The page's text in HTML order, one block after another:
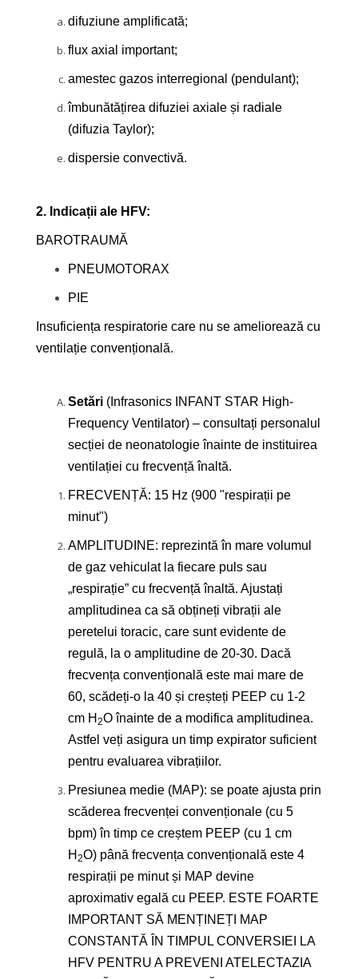
difuziune amplificată;
flux axial important;
amestec gazos interregional (pendulant);
îmbunătățirea difuziei axiale și radiale
(difuzia Taylor);
dispersie convectivă.
2. Indicații ale HFV:
BAROTRAUMĂ
PNEUMOTORAX
PIE
Insuficiența respiratorie care nu se ameliorează cu
ventilație convențională.
Setări (Infrasonics INFANT STAR High-
Frequency Ventilator) – consultați personalul
secției de neonatologie înainte de instituirea
ventilației cu frecvență înaltă.
FRECVENȚĂ: 15 Hz (900 "respirații pe
minut")
AMPLITUDINE: reprezintă în mare volumul
de gaz vehiculat la fiecare puls sau
„respirație” cu frecvență înaltă. Ajustați
amplitudinea ca să obțineți vibrații ale
peretelui toracic, care sunt evidente de
regulă, la o amplitudine de 20-30. Dacă
frecvența convențională este mai mare de
60, scădeți-o la 40 și creșteți PEEP cu 1-2
cm H 2O înainte de a modifica amplitudinea.
Astfel veți asigura un timp expirator suficient
pentru evaluarea vibrațiilor.
Presiunea medie (MAP): se poate ajusta prin
scăderea frecvenței convenționale (cu 5
bpm) în timp ce creștem PEEP (cu 1 cm
H 2O) până frecvența convențională este 4
respirații pe minut și MAP devine
aproximativ egală cu PEEP. ESTE FOARTE
IMPORTANT SĂ MENȚINEȚI MAP
CONSTANTĂ ÎN TIMPUL CONVERSIEI LA
HFV PENTRU A PREVENI ATELECTAZIA